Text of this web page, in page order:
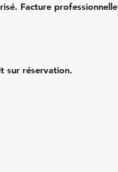
Facture professionnelle
sur réservation.